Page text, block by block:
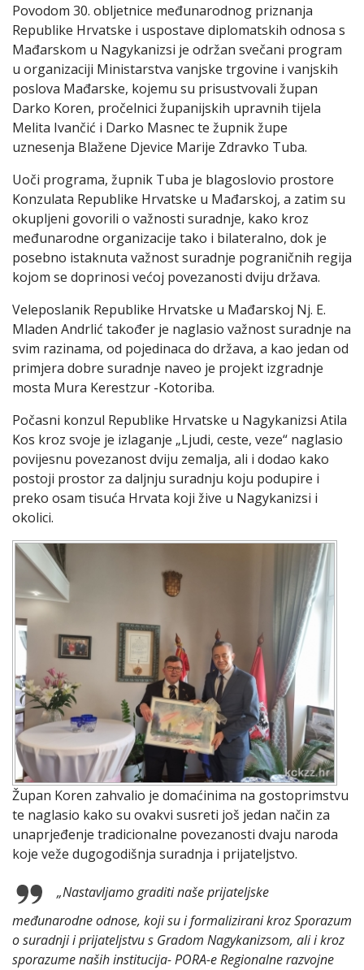
Povodom 30. obljetnice međunarodnog priznanja
Republike Hrvatske i uspostave diplomatskih odnosa s
Mađarskom u Nagykanizsi je održan svečani program
u organizaciji Ministarstva vanjske trgovine i vanjskih
poslova Mađarske, kojemu su prisustvovali župan
Darko Koren, pročelnici županijskih upravnih tijela
Melita Ivančić i Darko Masnec te župnik župe
uznesenja Blažene Djevice Marije Zdravko Tuba.
Uoči programa, župnik Tuba je blagoslovio prostore
Konzulata Republike Hrvatske u Mađarskoj, a zatim su
okupljeni govorili o važnosti suradnje, kako kroz
međunarodne organizacije tako i bilateralno, dok je
posebno istaknuta važnost suradnje pograničnih regija
kojom se doprinosi većoj povezanosti dviju država.
Veleposlanik Republike Hrvatske u Mađarskoj Nj. E.
Mladen Andrlić također je naglasio važnost suradnje na
svim razinama, od pojedinaca do država, a kao jedan od
primjera dobre suradnje naveo je projekt izgradnje
mosta Mura Kerestzur -Kotoriba.
Počasni konzul Republike Hrvatske u Nagykanizsi Atila
Kos kroz svoje je izlaganje „Ljudi, ceste, veze“ naglasio
povijesnu povezanost dviju zemalja, ali i dodao kako
postoji prostor za daljnju suradnju koju podupire i
preko osam tisuća Hrvata koji žive u Nagykanizsi i
okolici.
Župan Koren zahvalio je domaćinima na gostoprimstvu
te naglasio kako su ovakvi susreti još jedan način za
unaprjeđenje tradicionalne povezanosti dvaju naroda
koje veže dugogodišnja suradnja i prijateljstvo.
„Nastavljamo graditi naše prijateljske
međunarodne odnose, koji su i formalizirani kroz Sporazum
o suradnji i prijateljstvu s Gradom Nagykanizsom, ali i kroz
sporazume naših institucija- PORA-e Regionalne razvojne